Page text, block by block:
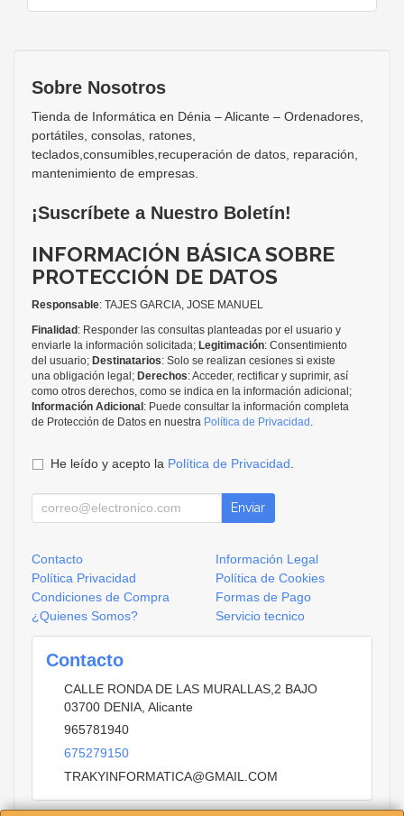
Sobre Nosotros
Tienda de Informática en Dénia – Alicante – Ordenadores,
portátiles, consolas, ratones,
teclados,consumibles,recuperación de datos, reparación,
mantenimiento de empresas.
¡Suscríbete a Nuestro Boletín!
INFORMACIÓN BÁSICA SOBRE
PROTECCIÓN DE DATOS
Responsable: TAJES GARCIA, JOSE MANUEL
Finalidad : Responder las consultas planteadas por el usuario y
enviarle la información solicitada; Legitimación: Consentimiento
del usuario; Destinatarios: Solo se realizan cesiones si existe
una obligación legal; Derechos: Acceder, rectificar y suprimir, así
como otros derechos, como se indica en la información adicional;
Información Adicional : Puede consultar la información completa
de Protección de Datos en nuestra Política de Privacidad
He leído y acepto la Política de Privacidad
Enviar
Contacto
Información Legal
Política Privacidad
Política de Cookies
Condiciones de Compra
Formas de Pago
¿Quienes Somos?
Servicio tecnico
Contacto
CALLE RONDA DE LAS MURALLAS,2 BAJO
03700 DENIA Alicante
965781940
675279150
TRAKYINFORMATICA@GMAIL.COM